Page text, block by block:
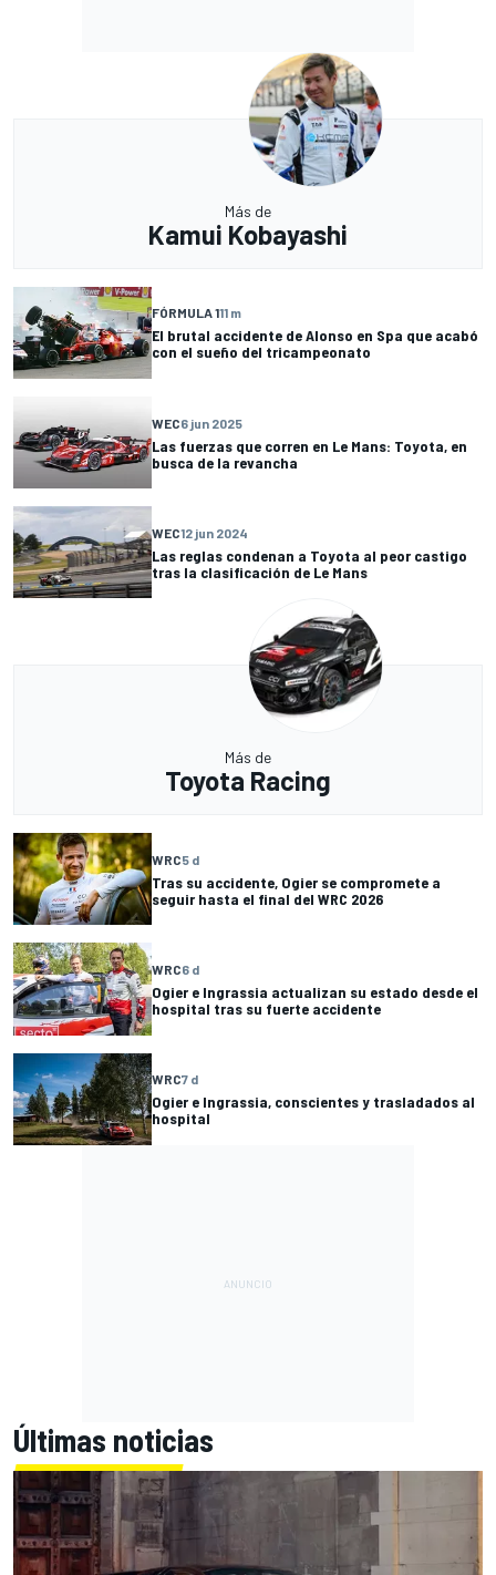
Más de
Kamui Kobayashi
FÓRMULA 111 m
El brutal accidente de Alonso en Spa que acabó
con el sueño del tricampeonato
WEC6 jun 2025
Las fuerzas que corren en Le Mans: Toyota, en
busca de la revancha
WEC12 jun 2024
Las reglas condenan a Toyota al peor castigo
tras la clasificación de Le Mans
Más de
Toyota Racing
WRC5 d
Tras su accidente, Ogier se compromete a
seguir hasta el final del WRC 2026
WRC6 d
Ogier e Ingrassia actualizan su estado desde el
hospital tras su fuerte accidente
WRC7 d
Ogier e Ingrassia, conscientes y trasladados al
hospital
Últimas noticias